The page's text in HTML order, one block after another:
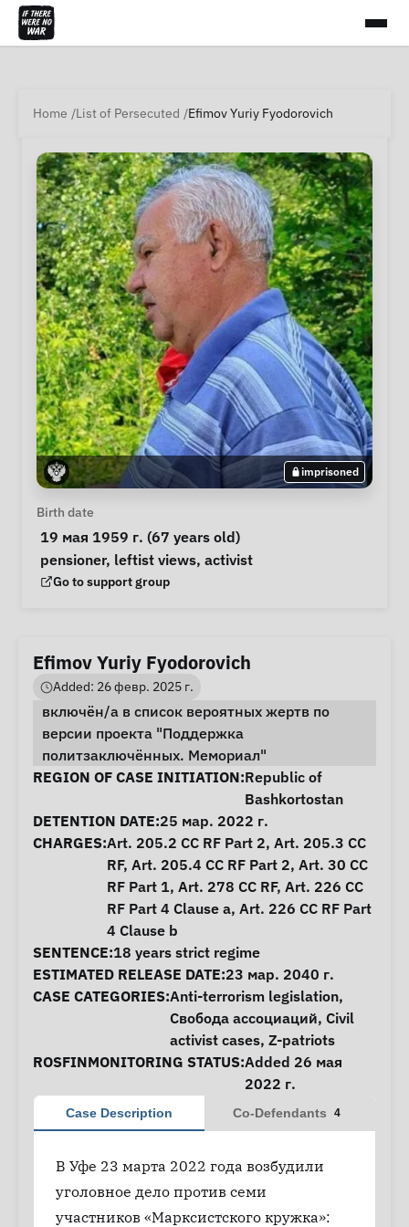
Home List of Persecuted Efimov Yuriy Fyodorovich
imprisoned
Personal Information
Birth date
19 мая 1959 г. (67 years old)
Special circumstances
pensioner, leftist views, activist
Support Group
Go to support group
Efimov Yuriy Fyodorovich
Added: 26 февр. 2025 г.
включён/а в список вероятных жертв по
версии проекта "Поддержка
политзаключённых. Мемориал"
Case Information
REGION OF CASE INITIATION:Republic of
Bashkortostan
DETENTION DATE:25 мар. 2022 г.
CHARGES:Art. 205.2 CC RF Part 2, Art. 205.3 CC
RF, Art. 205.4 CC RF Part 2, Art. 30 CC
RF Part 1, Art. 278 CC RF, Art. 226 CC
RF Part 4 Clause a, Art. 226 CC RF Part
4 Clause b
SENTENCE:18 years strict regime
ESTIMATED RELEASE DATE:23 мар. 2040 г.
CASE CATEGORIES:Anti-terrorism legislation,
Свобода ассоциаций, Civil
activist cases, Z-patriots
ROSFINMONITORING STATUS:Added 26 мая
2022 г.
Case Description Co-Defendants 4
В Уфе 23 марта 2022 года возбудили
уголовное дело против семи
участников «Марксистского кружка»: